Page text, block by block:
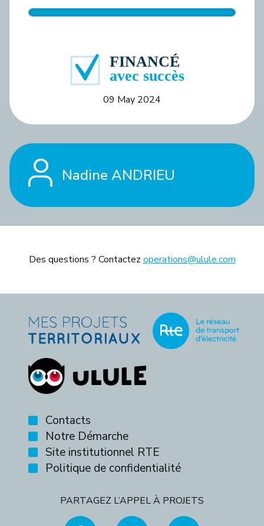
09 May 2024
Nadine ANDRIEU
Des questions ? Contactez operations@ulule.com
Contacts
Notre Démarche
Site institutionnel RTE
Politique de confidentialité
PARTAGEZ L’APPEL À PROJETS